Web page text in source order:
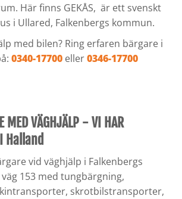
Här finns GEKÅS, är ett svenskt
i Ullared, Falkenbergs kommun.
med bilen? Ring erfaren bärgare i
0340-17700eller0346-17700
MED VÄGHJÄLP - VI HAR
I Halland
vid väghjälp i Falkenbergs
153 med tungbärgning,
skrotbilstransporter,